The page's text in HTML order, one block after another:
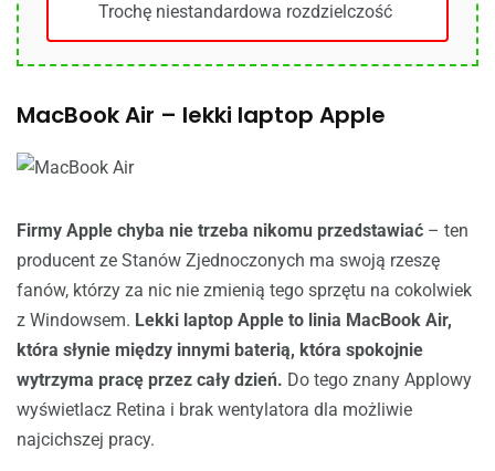
Trochę niestandardowa rozdzielczość
MacBook Air – lekki laptop Apple
Firmy Apple chyba nie trzeba nikomu przedstawiać – ten
producent ze Stanów Zjednoczonych ma swoją rzeszę
fanów, którzy za nic nie zmienią tego sprzętu na cokolwiek
z Windowsem. Lekki laptop Apple to linia MacBook Air,
która słynie między innymi baterią, która spokojnie
wytrzyma pracę przez cały dzień. Do tego znany Applowy
wyświetlacz Retina i brak wentylatora dla możliwie
najcichszej pracy.